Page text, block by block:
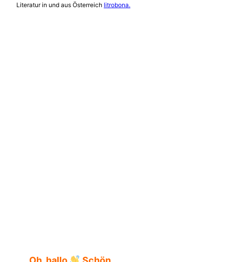
Literatur in und aus Österreich litrobona.